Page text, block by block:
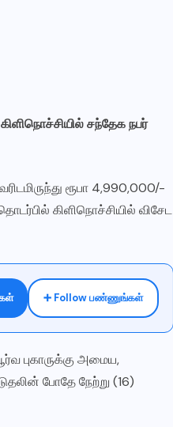
சந்தேக நபர்
ரூபா 4,990,000/-
கிளிநொச்சியில் விசேட
➕ Follow பண்ணுங்கள்
புகாருக்கு அமைய,
போதே நேற்று (16)